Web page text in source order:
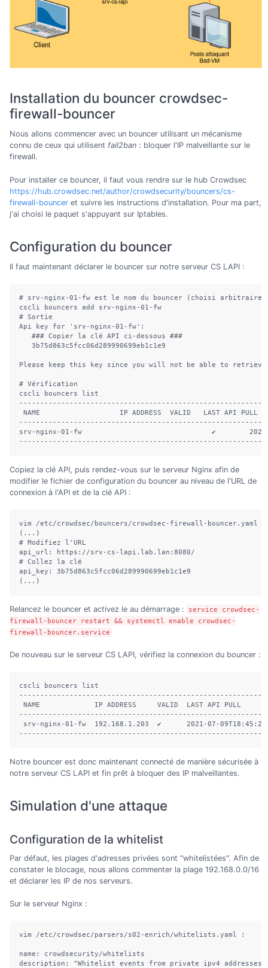
Installation du bouncer crowdsec-
firewall-bouncer
Nous allons commencer avec un bouncer utilisant un mécanisme
connu de ceux qui utilisent fail2ban : bloquer l'IP malveillante sur le
firewall.
Pour installer ce bouncer, il faut vous rendre sur le hub Crowdsec
https://hub.crowdsec.net/author/crowdsecurity/bouncers/cs-
firewall-bouncer et suivre les instructions d'installation. Pour ma part,
j'ai choisi le paquet s'appuyant sur Iptables.
Configuration du bouncer
Il faut maintenant déclarer le bouncer sur notre serveur CS LAPI :
# srv-nginx-01-fw est le nom du bouncer (choisi
cscli bouncers add srv-nginx-01-fw
# Sortie
Api key for 'srv-nginx-01-fw':
   ### Copier la clé API ci-dessous ###
   3b75d863c5fcc06d289990699eb1c1e9
Please keep this key since you will not be able to
# Vérification
cscli bouncers list
NAME                   IP ADDRESS  VALID   LAST API
srv-nginx-01-fw                               ✔️
Copiez la clé API, puis rendez-vous sur le serveur Nginx afin de
modifier le fichier de configuration du bouncer au niveau de l'URL de
connexion à l'API et de la clé API :
vim /etc/crowdsec/bouncers/crowdsec-firewall-bouncer.yaml :
(...)
# Modifiez l'URL
api_url: https://srv-cs-lapi.lab.lan:8080/
# Collez la clé
api_key: 3b75d863c5fcc06d289990699eb1c1e9
(...)
Relancez le bouncer et activez le au démarrage :
service crowdsec-
firewall-bouncer restart && systemctl enable crowdsec-
firewall-bouncer.service
De nouveau sur le serveur CS LAPI, vérifiez la connexion du bouncer :
cscli bouncers list
NAME             IP ADDRESS
srv-nginx-01-fw  192.168.1.203  ✔️      2021-07-
Notre bouncer est donc maintenant connecté de manière sécurisée à
notre serveur CS LAPI et fin prêt à bloquer des IP malveillantes.
Simulation d'une attaque
Configuration de la whitelist
Par défaut, les plages d'adresses privées sont "whitelistées". Afin de
constater le blocage, nous allons commenter la plage 192.168.0.0/16
et déclarer les IP de nos serveurs.
Sur le serveur Nginx :
vim /etc/crowdsec/parsers/s02-enrich/whitelists.yaml :
name: crowdsecurity/whitelists
description: "Whitelist events from private ipv4 addresses"